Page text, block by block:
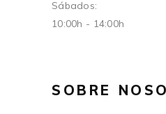
Sábados:
10:00h - 14:00h
SOBRE